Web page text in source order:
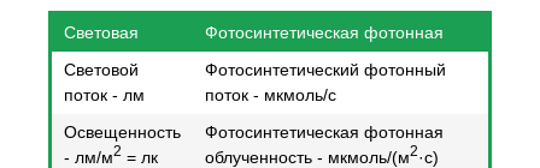
Световая
Фотосинтетическая фотонная
Световой
поток - лм
Фотосинтетический фотонный
поток - мкмоль/с
Освещенность
- лм/м2 = лк
Фотосинтетическая фотонная
облученность - мкмоль/(м2·с)